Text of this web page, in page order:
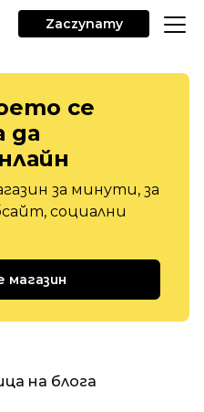
Zaczynamy
се
да
за минути, за
социални
магазин
на блога